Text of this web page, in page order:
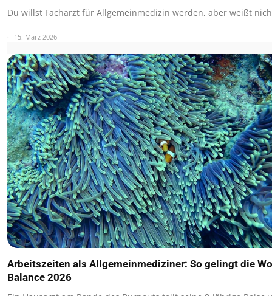
Du willst Facharzt für Allgemeinmedizin werden, aber weißt
15. März 2026
Arbeitszeiten als Allgemeinmediziner: So gelingt die
Balance 2026